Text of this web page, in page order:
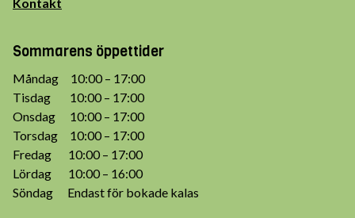
Sommarens öppettider
Måndag 10:00 – 17:00
Tisdag 10:00 – 17:00
Onsdag 10:00 – 17:00
Torsdag 10:00 – 17:00
Fredag 10:00 – 17:00
Lördag 10:00 – 16:00
Söndag Endast för bokade kalas